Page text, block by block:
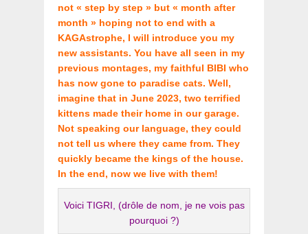
not « step by step » but « month after
month » hoping not to end with a
KAGAstrophe, I will introduce you my
new assistants. You have all seen in my
previous montages, my faithful BIBI who
has now gone to paradise cats. Well,
imagine that in June 2023, two terrified
kittens made their home in our garage.
Not speaking our language, they could
not tell us where they came from. They
quickly became the kings of the house.
In the end, now we live with them!
Voici TIGRI, (drôle de nom, je ne vois pas
pourquoi ?)